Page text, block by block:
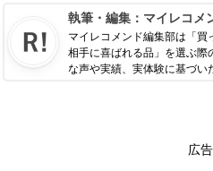
執筆・編集： マイレコメ
マイレコメンド編集部は「買
相手に喜ばれる品」を選ぶ際
な声や実績、実体験に基づい
広告